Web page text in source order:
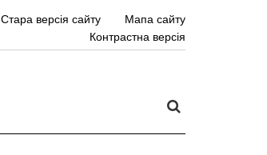
Стара версія сайту
Мапа сайту
Контрастна версія